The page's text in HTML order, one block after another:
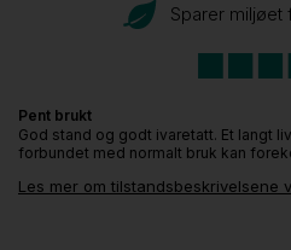
Sparer miljøet
Pent brukt
God stand og godt ivaretatt. Et langt
forbundet med normalt bruk kan
Les mer om tilstandsbeskrivelsene